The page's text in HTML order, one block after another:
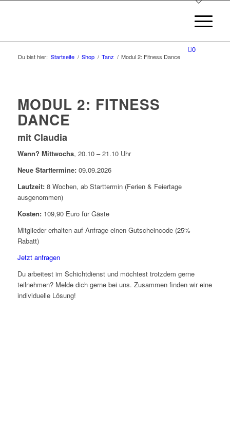
0
Du bist hier: Startseite / Shop / Tanz / Modul 2: Fitness Dance
MODUL 2: FITNESS
DANCE
mit Claudia
Wann? Mittwochs, 20.10 – 21.10 Uhr
Neue Starttermine: 09.09.2026
Laufzeit: 8 Wochen, ab Starttermin (Ferien & Feiertage
ausgenommen)
Kosten:109,90 Euro für Gäste
Mitglieder erhalten auf Anfrage einen Gutscheincode (25%
Rabatt)
Jetzt anfragen
Du arbeitest im Schichtdienst und möchtest trotzdem gerne
teilnehmen? Melde dich gerne bei uns. Zusammen finden wir eine
individuelle Lösung!